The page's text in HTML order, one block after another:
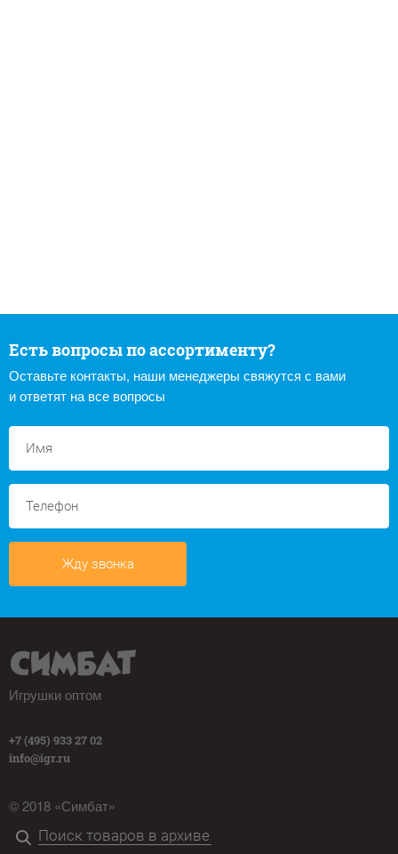
Есть вопросы по ассортименту?
Оставьте контакты, наши менеджеры свяжутся с вами
и ответят на все вопросы
Жду звонка
Игрушки оптом
+7 (495) 933 27 02
info@igr.ru
© 2018 «Симбат»